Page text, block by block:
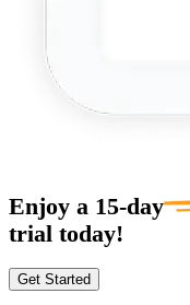
Enjoy a 15-day
trial today!
Get Started